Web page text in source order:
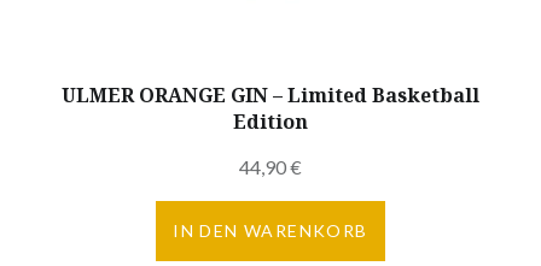
ULMER ORANGE GIN – Limited Basketball
Edition
44,90€
IN DEN WARENKORB